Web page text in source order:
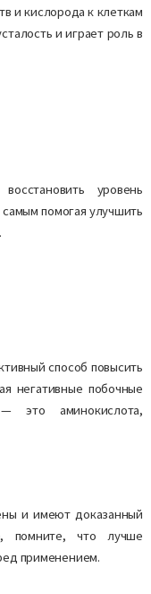
и кислорода к клеткам
и играет роль в
уровень
помогая улучшить
способ повысить
негативные побочные
это аминокислота,
и имеют доказанный
помните, что лучше
применением.